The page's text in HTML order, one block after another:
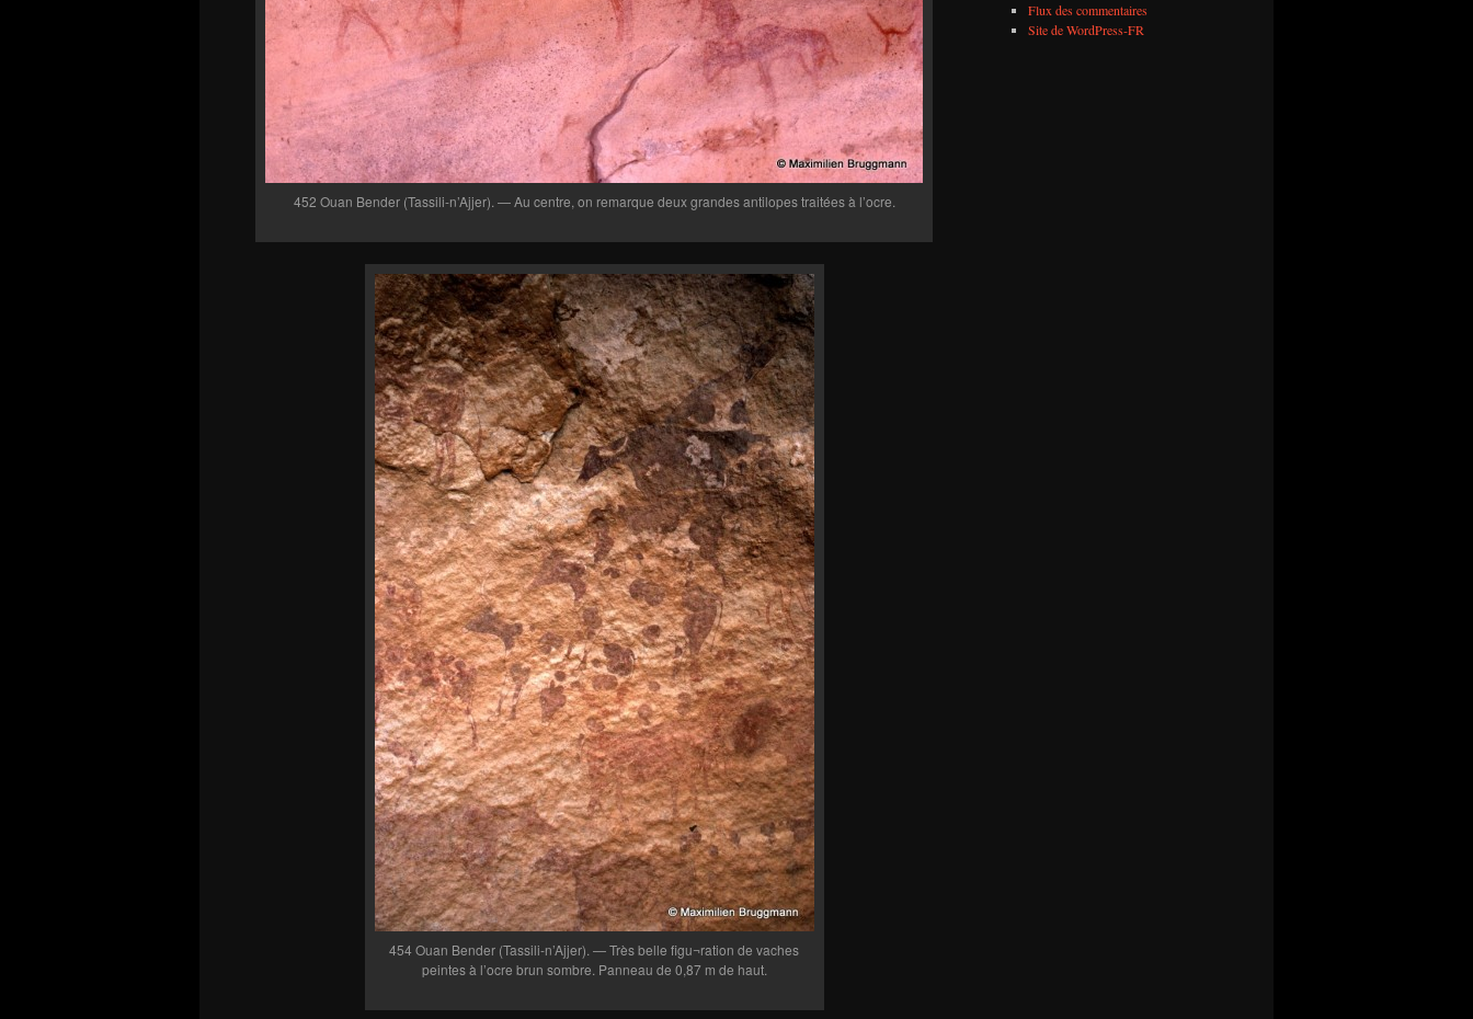
452 Ouan Bender (Tassili-n’Ajjer). — Au centre, on remarque deux grandes antilopes traitées à l’ocre.
454 Ouan Bender (Tassili-n’Ajjer). — Très belle figu¬ration de vaches
peintes à l’ocre brun sombre. Panneau de 0,87 m de haut.
Flux des commentaires
Site de WordPress-FR